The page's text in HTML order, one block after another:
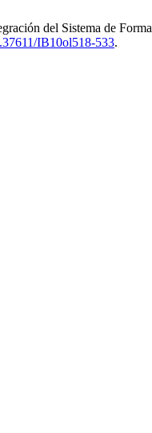
del Sistema de
IB10ol518-533.